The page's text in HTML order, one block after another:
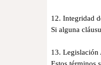
12. Integridad
Si alguna
13.